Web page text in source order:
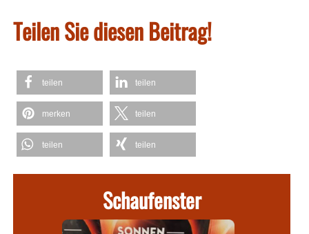
Teilen Sie diesen Beitrag!
teilen teilen
merken teilen
teilen teilen
Schaufenster